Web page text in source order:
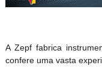
A Zepf fabrica
confere uma vasta